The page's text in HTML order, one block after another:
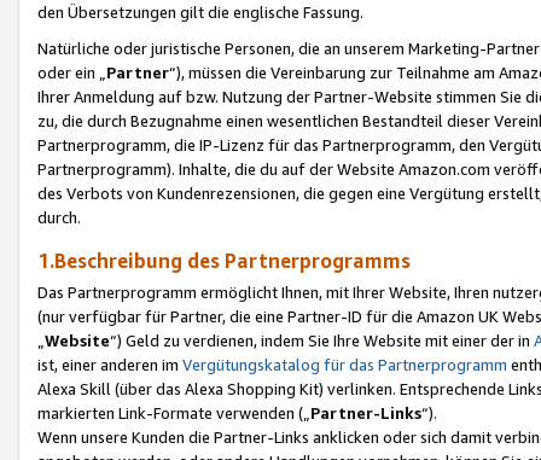
den Übersetzungen gilt die englische Fassung.
Natürliche oder juristische Personen, die an unserem Marketing-
oder ein „Partner“), müssen die Vereinbarung zur Teilnahme am
Ihrer Anmeldung auf bzw. Nutzung der Partner-Website stimmen Sie
zu, die durch Bezugnahme einen wesentlichen Bestandteil dieser
Partnerprogramm, die IP-Lizenz für das Partnerprogramm, den
Partnerprogramm). Inhalte, die du auf der Website Amazon.com
des Verbots von Kundenrezensionen, die gegen eine Vergütung
durch.
1.Beschreibung des Partnerprogramms
Das Partnerprogramm ermöglicht Ihnen, mit Ihrer Website, Ihren
(nur verfügbar für Partner, die eine Partner-ID für die Amazon UK
Website“) Geld zu verdienen, indem Sie Ihre Website mit einer der in
ist, einer anderen im Vergütungskatalog für das Partnerprogramm
Alexa Skill (über das Alexa Shopping Kit) verlinken. Entsprechende
markierten Link-Formate verwenden („ Partner-Links“).
Wenn unsere Kunden die Partner-Links anklicken oder sich damit